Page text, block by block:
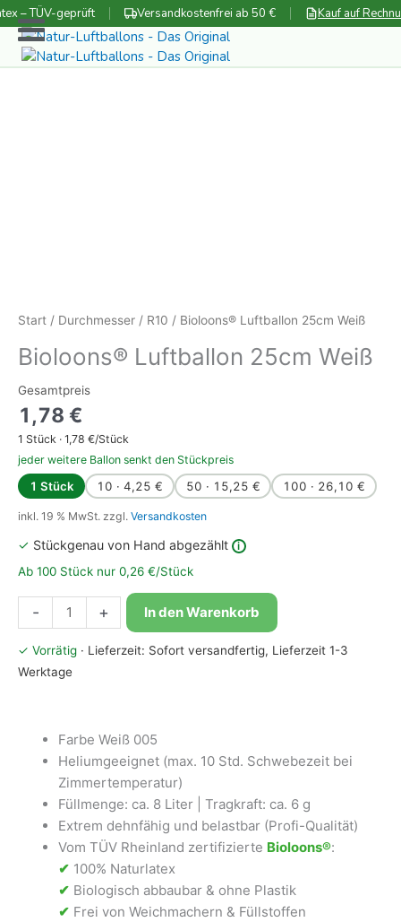
Zum
Inhalt
springen
– TÜV-geprüft Versandkostenfrei ab 50 € Kauf auf
Start / Durchmesser / R10 / Bioloons® Luftballon 25cm Weiß
Bioloons® Luftballon 25cm Weiß
Gesamtpreis
1,78 €
1 Stück · 1,78 €/Stück
jeder weitere Ballon senkt den Stückpreis
1 Stück 10 · 4,25 € 50 · 15,25 € 100 · 26,10 €
inkl. 19 % MwSt. zzgl. Versandkosten
✓ Stückgenau von Hand abgezählt i
Ab 100 Stück nur 0,26 €/Stück
-
Bioloons®
Luftballon
25cm
Weiß
+ In den Warenkorb
✓ Vorrätig · Lieferzeit: Sofort versandfertig, Lieferzeit 1-3
Werktage
Farbe Weiß 005
Heliumgeeignet (max. 10 Std. Schwebezeit bei
Zimmertemperatur)
Füllmenge: ca. 8 Liter | Tragkraft: ca. 6 g
Extrem dehnfähig und belastbar (Profi-Qualität)
Vom TÜV Rheinland zertifizierte Bioloons®:
✔ 100% Naturlatex
✔ Biologisch abbaubar & ohne Plastik
✔ Frei von Weichmachern & Füllstoffen